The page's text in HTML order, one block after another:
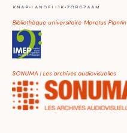
Bibliothèque universitaire Moretus Plantin
SONUMA | Les archives audiovisuelles